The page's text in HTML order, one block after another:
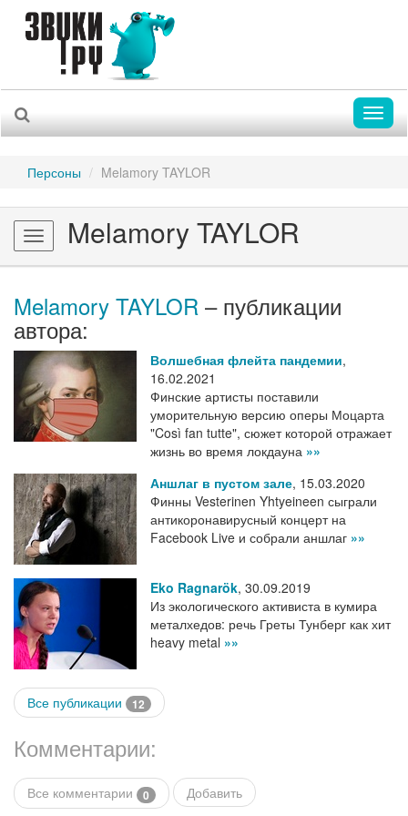
Персоны Melamory TAYLOR
Toggle
navigation
Melamory TAYLOR
Melamory TAYLOR – публикации
автора:
Волшебная флейта пандемии,
16.02.2021
Финские артисты поставили
уморительную версию оперы Моцарта
"Così fan tutte", сюжет которой отражает
жизнь во время локдауна »»
Аншлаг в пустом зале, 15.03.2020
Финны Vesterinen Yhtyeineen сыграли
антикоронавирусный концерт на
Facebook Live и собрали аншлаг »»
Eko Ragnarök, 30.09.2019
Из экологического активиста в кумира
металхедов: речь Греты Тунберг как хит
heavy metal »»
Все публикации 12
Комментарии:
Все комментарии 0 Добавить